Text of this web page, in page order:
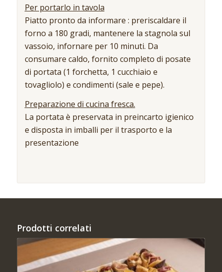
Per portarlo in tavola
Piatto pronto da informare : preriscaldare il
forno a 180 gradi, mantenere la stagnola sul
vassoio, infornare per 10 minuti. Da
consumare caldo, fornito completo di posate
di portata (1 forchetta, 1 cucchiaio e
tovagliolo) e condimenti (sale e pepe).
Preparazione di cucina fresca.
La portata è preservata in preincarto igienico
e disposta in imballi per il trasporto e la
presentazione
Prodotti correlati